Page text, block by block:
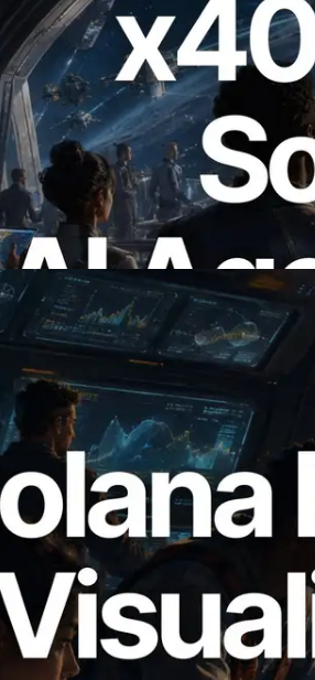
RPC compatible con
la que los agentes de IA
por las API que
lanza el Solana Block
del tiempo de
por slot y del